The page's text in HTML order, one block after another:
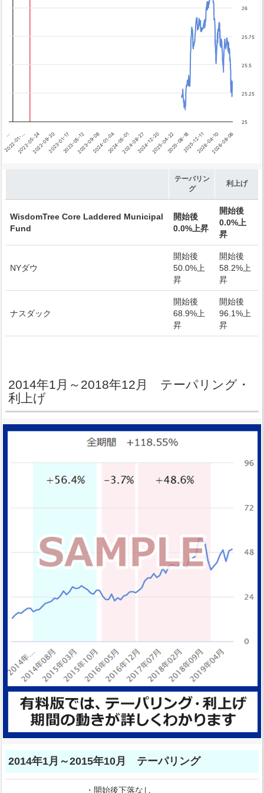
…
2022-01-…2022-05-242022-09-202023-01-172023-05-122023-09-082024-01-042024-05-012024-08-272024-12-202025-04-222025-08-182025-12-112026-04-102026-08-06
25
25.25
25.5
25.75
26
テーパリン
グ
利上げ
WisdomTree Core Laddered Municipal
Fund
開始後
0.0%上昇
開始後
0.0%上
昇
NYダウ
開始後
50.0%上
昇
開始後
58.2%上
昇
ナスダック
開始後
68.9%上
昇
開始後
96.1%上
昇
2014年1月～2018年12月 テーパリング・
利上げ
2014年1月～2015年10月 テーパリング
・開始後下落なし